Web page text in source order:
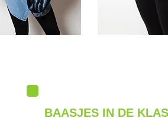
BAASJES IN DE